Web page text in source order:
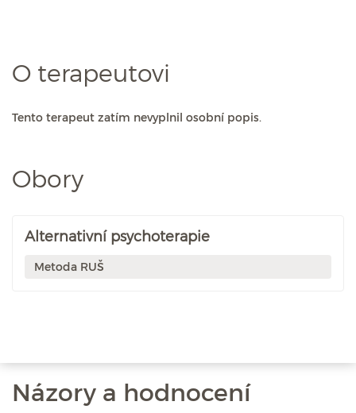
O terapeutovi
Tento terapeut zatím nevyplnil osobní popis.
Obory
Alternativní psychoterapie
Metoda RUŠ
Názory a hodnocení